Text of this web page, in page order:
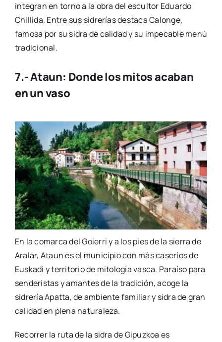
integran en torno a la obra del escultor Eduardo
Chillida. Entre sus sidrerías destaca Calonge,
famosa por su sidra de calidad y su impecable menú
tradicional.
7.- Ataun: Donde los mitos acaban
en un vaso
En la comarca del Goierri y a los pies de la sierra de
Aralar, Ataun es el municipio con más caseríos de
Euskadi y territorio de mitología vasca. Paraíso para
senderistas y amantes de la tradición, acoge la
sidrería Apatta, de ambiente familiar y sidra de gran
calidad en plena naturaleza.
Recorrer la ruta de la sidra de Gipuzkoa es